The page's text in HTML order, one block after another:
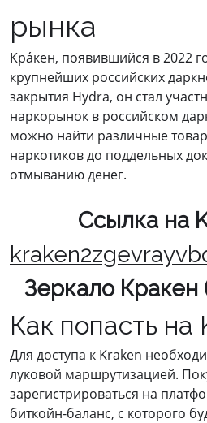
рынка
Кра́кен, появившийся в 2022
крупнейших российских
закрытия Hydra, он стал
наркорынок в российском
можно найти различные
наркотиков до поддельных
отмыванию денег.
Cсылка на
Зеркало Кракен
Как попасть на
Для доступа к Kraken
луковой маршрутизацией.
зарегистрироваться на
биткойн-баланс, с которого